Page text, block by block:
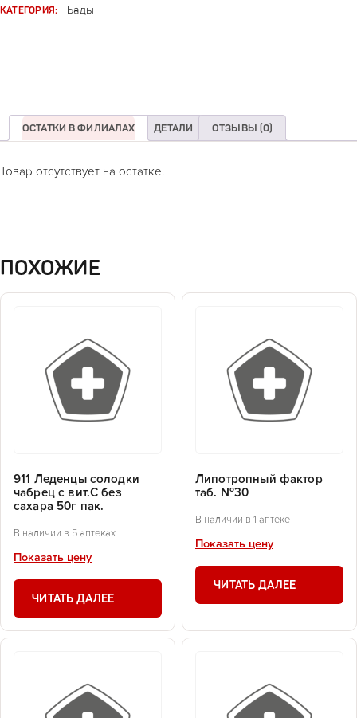
КАТЕГОРИЯ:
Бады
ОСТАТКИ В ФИЛИАЛАХ ДЕТАЛИ ОТЗЫВЫ (0)
Товар отсутствует на остатке.
ПОХОЖИЕ
911 Леденцы солодки
чабрец с вит.С без
сахара 50г пак.
В наличии в 5 аптеках
Показать цену
ЧИТАТЬ ДАЛЕЕ
Липотропный фактор
таб. №30
В наличии в 1 аптеке
Показать цену
ЧИТАТЬ ДАЛЕЕ